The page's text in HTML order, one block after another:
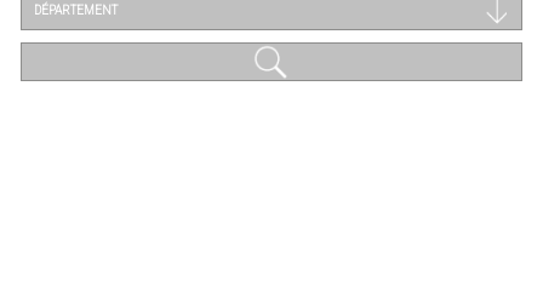
DÉPARTEMENT